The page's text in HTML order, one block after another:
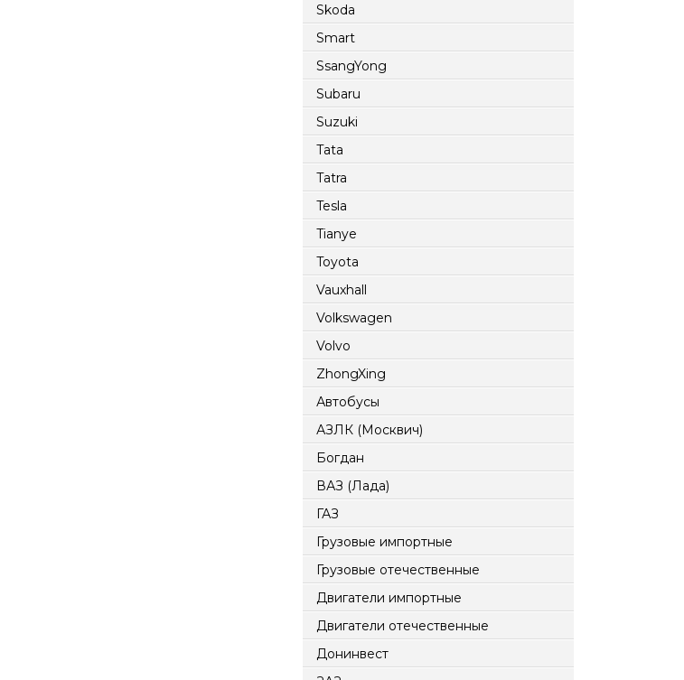
Skoda
Smart
SsangYong
Subaru
Suzuki
Tata
Tatra
Tesla
Tianye
Toyota
Vauxhall
Volkswagen
Volvo
ZhongXing
Автобусы
АЗЛК (Москвич)
Богдан
ВАЗ (Лада)
ГАЗ
Грузовые импортные
Грузовые отечественные
Двигатели импортные
Двигатели отечественные
Донинвест